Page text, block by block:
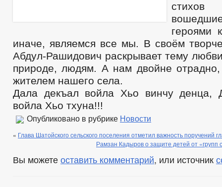
стихов
героями
иначе, являемся все мы. В своём
Абдул-Рашидович раскрывает тему
природе, людям. А нам двойне отрадно,
жителем нашего села.
Дала декъал войла Хьо винчу денца,
войла Хьо тхуна!!!
Опубликовано в рубрике Новости
« Глава Шатойского сельского поселения отметил важность поручений
Рамзан Кадыров о защите детей от «групп
Вы можете оставить комментарий, или источник